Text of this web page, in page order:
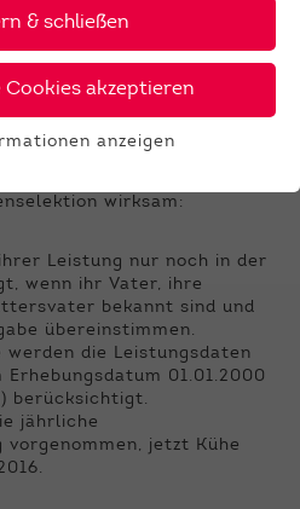
April: Best Benz
in den Top 5
wirksam:
Leistung nur noch in der
wenn ihr Vater, ihre
bekannt sind und
übereinstimmen.
werden die Leistungsdaten
01.01.2000
berücksichtigt.
jährliche
vorgenommen, jetzt Kühe
& schließen
Cookies akzeptieren
benötigt. Dadurch ist
speichern
anzeigen
Website externe
Informationen
anzeigen